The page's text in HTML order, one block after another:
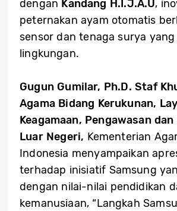
dengan Kandang H.I.J.A.U,
peternakan ayam otomatis
sensor dan tenaga surya yang
lingkungan.
Gugun Gumilar, Ph.D. Staf
Agama Bidang Kerukunan,
Keagamaan, Pengawasan
Luar Negeri, Kementerian
Indonesia menyampaikan
terhadap inisiatif Samsung
dengan nilai-nilai pendidikan
kemanusiaan, “Langkah